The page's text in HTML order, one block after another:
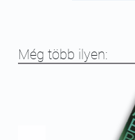
Még több ilyen: